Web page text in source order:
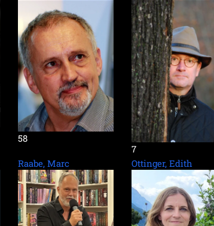
58
7
Raabe, Marc Ottinger, Edith